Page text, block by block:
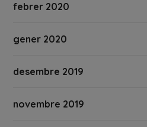
febrer 2020
gener 2020
desembre 2019
novembre 2019